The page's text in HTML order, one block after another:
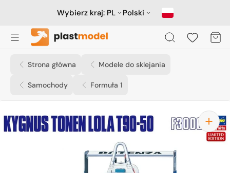
Wybierz kraj: PL Polski
Koszyk
Strona główna Modele do sklejania
Samochody Formuła 1